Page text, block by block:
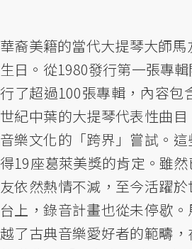
華裔美籍的當代大提琴大師
生日。從1980發行第一張專
行了超過100張專輯，內容包
世紀中葉的大提琴代表性曲
音樂文化的「跨界」嘗試。
得19座葛萊美獎的肯定。雖
友依然熱情不減，至今活躍
台上，錄音計畫也從未停歇
越了古典音樂愛好者的範疇